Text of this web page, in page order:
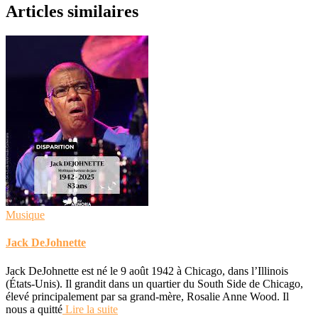
Articles similaires
Musique
Jack DeJohnette
Jack DeJohnette est né le 9 août 1942 à Chicago, dans l’Illinois
(États-Unis). Il grandit dans un quartier du South Side de Chicago,
élevé principalement par sa grand-mère, Rosalie Anne Wood. Il
nous a quitté Lire la suite